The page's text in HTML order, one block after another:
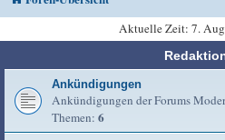
Aktuelle Zeit: 7.
Ankündigungen
Ankündigungen der Forums
Themen: 6